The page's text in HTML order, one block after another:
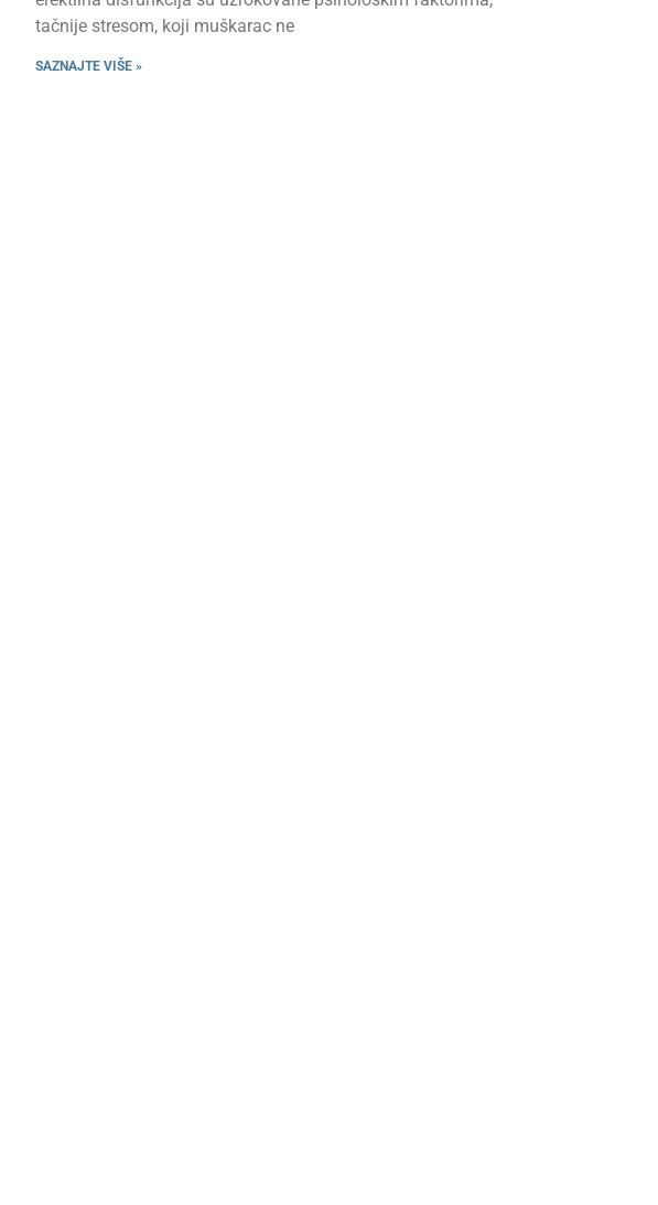
tačnije stresom, koji muškarac ne
SAZNAJTE VIŠE »